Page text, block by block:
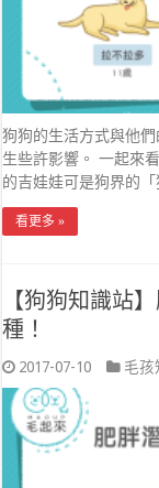
狗狗的生活方式與他
生些許影響。 一起來
的吉娃娃可是狗界的
看更多 »
【狗狗知識站
種！
2017-07-10 毛孩